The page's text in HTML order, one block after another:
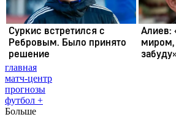
главная
матч-центр
прогнозы
футбол +
Больше